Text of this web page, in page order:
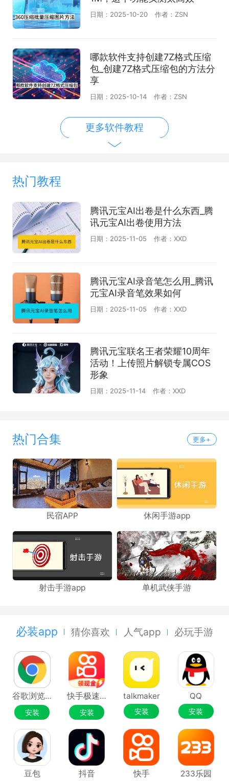
日期：2025-10-20 作者：ZSN
哪款软件支持创建7Z格式压缩
包_创建7Z格式压缩包的方法分
享
日期：2025-10-14 作者：ZSN
更多软件教程
热门教程
腾讯元宝AI出卷是什么东西_腾
讯元宝AI出卷使用方法
日期：2025-11-05 作者：XXD
腾讯元宝AI录音笔怎么用_腾讯
元宝AI录音笔效果如何
日期：2025-11-05 作者：XXD
腾讯元宝联名王者荣耀10周年
活动！上传照片解锁专属COS
形象
日期：2025-11-14 作者：XXD
热门合集 更多+
民宿APP 休闲手游app
射击手游app 单机武侠手游
必装app 猜你喜欢 人气app 必玩手游
谷歌浏览器Google Chrome
安装
快手极速版
安装
talkmaker
安装
QQ
安装
豆包 抖音 快手 233乐园